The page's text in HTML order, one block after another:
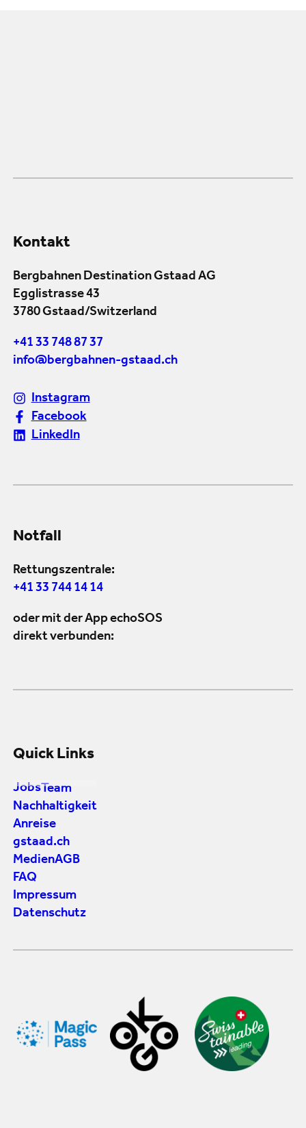
Kontakt
Bergbahnen Destination Gstaad AG
Egglistrasse 43
3780 Gstaad/Switzerland
+41 33 748 87 37
info@bergbahnen-gstaad.ch
Instagram
Facebook
LinkedIn
Notfall
Rettungszentrale:
+41 33 744 14 14
oder mit der App echoSOS
direkt verbunden:
Quick Links
Jobs Team
Nachhaltigkeit
Anreise
gstaad.ch
MedienAGB
FAQ
Impressum
Datenschutz